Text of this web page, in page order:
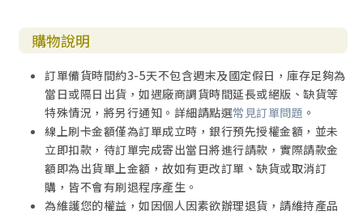
購物說明
訂單備貨時間約3-5天不包含週末及國定假日，庫存足夠為
當日或隔日出貨，如遇廠商調貨時間延長或絕版、缺貨等
特殊情況，將另行通知。詳細請點選常見訂單問題 。
線上刷卡金額僅為訂單成立時，銀行預先授權金額，並未
立即扣款，待訂單完成寄出當日將進行請款，實際請款金
額即為出貨單上金額，故如有更改訂單、缺貨或取消訂
購，皆不會有刷退程序產生。
為維護您的權益，如因個人因素欲辦理退貨，請維持產品